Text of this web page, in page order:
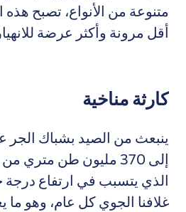
متنوعة من الأنواع، تصبح هذه
أقل مرونة وأكثر عرضة للانهيار.
كارثة مناخية
ينبعث من الصيد بشباك الجر
إلى 370 مليون طن متري من
الذي يتسبب في ارتفاع درجة
غلافنا الجوي كل عام، وهو ما